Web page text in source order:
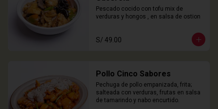
Pescado cocido con tofu mix de
verduras y hongos , en salsa de ostion
S/ 49.00
Pollo Cinco Sabores
Pechuga de pollo empanizada, frita;
salteada con verduras, frutas en salsa
de tamarindo y nabo encurtido.